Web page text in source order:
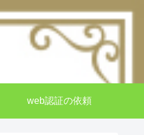
web認証の依頼